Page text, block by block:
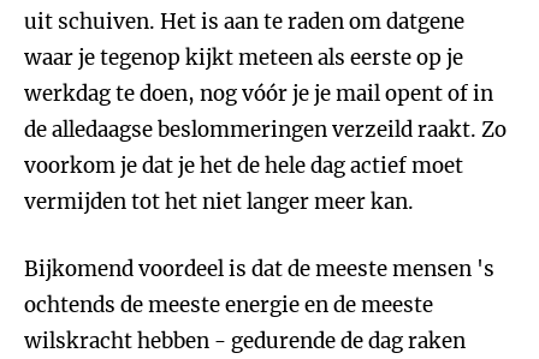
uit schuiven. Het is aan te raden om datgene
waar je tegenop kijkt meteen als eerste op je
werkdag te doen, nog vóór je je mail opent of in
de alledaagse beslommeringen verzeild raakt. Zo
voorkom je dat je het de hele dag actief moet
vermijden tot het niet langer meer kan.
Bijkomend voordeel is dat de meeste mensen 's
ochtends de meeste energie en de meeste
wilskracht hebben - gedurende de dag raken